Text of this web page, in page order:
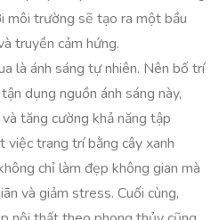
môi trường sẽ tạo ra một bầu
truyền cảm hứng.
là ánh sáng tự nhiên. Nên bố trí
dụng nguồn ánh sáng này,
tăng cường khả năng tập
việc trang trí bằng cây xanh
chỉ làm đẹp không gian mà
và giảm stress. Cuối cùng,